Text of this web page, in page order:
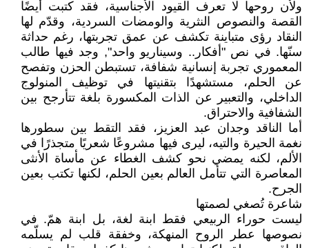
ولأن روحها لا تعرف القيود الأجناسية، فقد كتبت أيضًا
القصة والنصوص النثرية والومضات السردية، وقدّم لها
النقاد رؤى متباينة تكشف عن عمق تجربتها، رغم حداثة
سنّها. في نص "أفكار.. وسيناريو واحد", وجد فيها طالب
المعموري تجربة إنسانية شفافة، تستبطن الحزن وتفصح
عن الحلم، مستشهدًا بتقنيتها في توظيف المنولوج
الداخلي، والتعبير عن الذات المكسورة بلغة تتأرجح بين
الشفافية والاحتراق.
أما الناقد وجدان عبد العزيز، فقد التقط بين سطورها
نغمة الحيرة والتيه، ليرى فيها مشروعًا شعريًا متجذرًا في
الألم، لكنه يمضي نحو كشف الغطاء عن مأساة الأنثى
المعاصرة التي تتأمل العالم بعين الحلم، لكنها تكتب بعين
الجرح.
شاعرة تُصغي لصمتها
ليست حوراء الربيعي فقط ابنة لغة، بل ابنة همّ. في
نصوصها عطر الروح المنهكة، وخفقة قلب لم يسلّمه